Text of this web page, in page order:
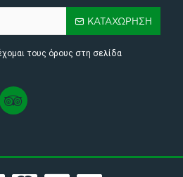
ΚΑΤΑΧΏΡΗΣΗ
τους όρους στη σελίδα